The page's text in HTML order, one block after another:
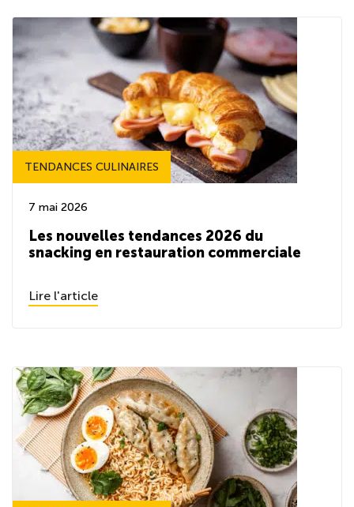
TENDANCES CULINAIRES
7 mai 2026
Les nouvelles tendances 2026 du
snacking en restauration commerciale
Lire l'article